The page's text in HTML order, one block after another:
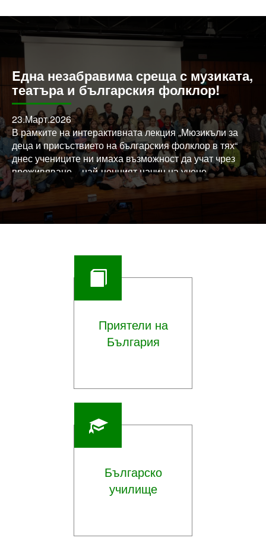
Eдна незабравима среща с музиката,
театъра и българския фолклор!
23.Март.2026
В рамките на интерактивната лекция „Мюзикъли за
деца и присъствието на българския фолклор в тях“
днес учениците ни имаха възможност да учат чрез
преживяване – най-ценният начин на учене.
Те разбраха: – каква е разликата между музикален
филм и мюзикъл
– откъде произлиза мюзикълът и как ние, българите,
сме създали свой собствен облик в този жанр.
Приятели на
България
Българско
училище